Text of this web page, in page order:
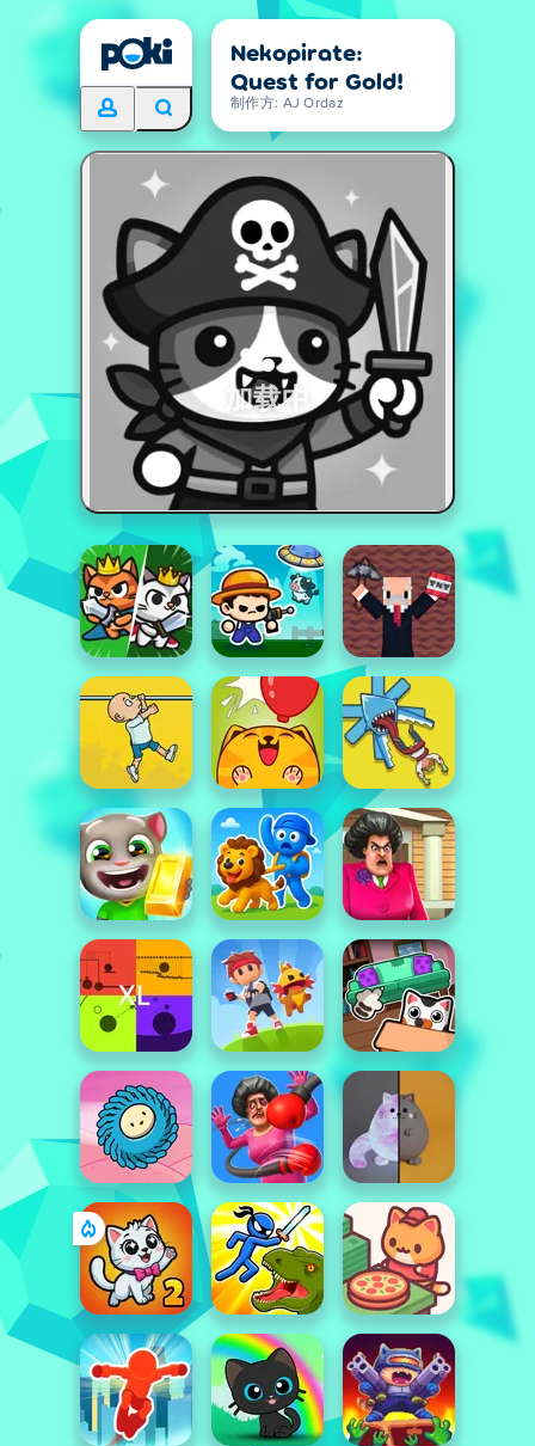
Nekopirate:
Quest for Gold!
制作方: AJ Ordaz
加载中